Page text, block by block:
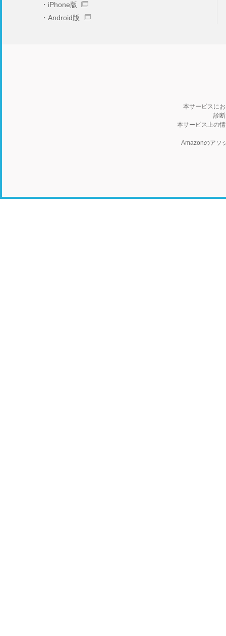
iPhone版
Android版
本サービスに
診
本サービス上の
Amazonのアソ